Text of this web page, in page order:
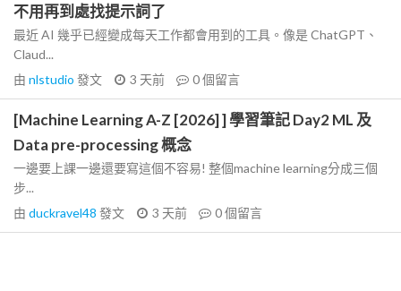
不用再到處找提示詞了
最近 AI 幾乎已經變成每天工作都會用到的工具。像是 ChatGPT、
Claud...
由 nlstudio 發文 3 天前 0個留言
[Machine Learning A-Z [2026] ] 學習筆記 Day2 ML 及
Data pre-processing 概念
一邊要上課一邊還要寫這個不容易! 整個machine learning分成三個
步...
由 duckravel48 發文 3 天前 0個留言